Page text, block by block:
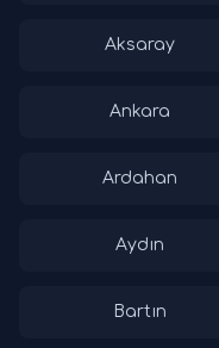
Aksaray
Ankara
Ardahan
Aydın
Bartın